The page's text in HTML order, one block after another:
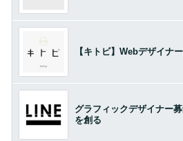
【キトビ】Webデザイナ
グラフィックデザイナー
を創る